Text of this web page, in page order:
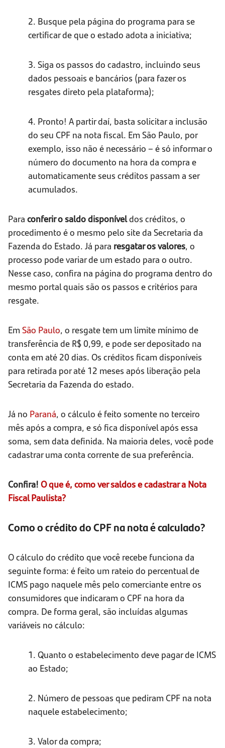
2. Busque pela página do programa para se
certificar de que o estado adota a iniciativa;
3. Siga os passos do cadastro, incluindo seus
dados pessoais e bancários (para fazer os
resgates direto pela plataforma);
4. Pronto! A partir daí, basta solicitar a inclusão
do seu CPF na nota fiscal. Em São Paulo, por
exemplo, isso não é necessário – é só informar o
número do documento na hora da compra e
automaticamente seus créditos passam a ser
acumulados.
Para conferir o saldo disponíveldos créditos, o
procedimento é o mesmo pelo site da Secretaria da
Fazenda do Estado. Já para resgatar os valores, o
processo pode variar de um estado para o outro.
Nesse caso, confira na página do programa dentro do
mesmo portal quais são os passos e critérios para
resgate.
Em São Paulo, o resgate tem um limite mínimo de
transferência de R$ 0,99, e pode ser depositado na
conta em até 20 dias. Os créditos ficam disponíveis
para retirada por até 12 meses após liberação pela
Secretaria da Fazenda do estado.
Já no Paraná, o cálculo é feito somente no terceiro
mês após a compra, e só fica disponível após essa
soma, sem data definida. Na maioria deles, você pode
cadastrar uma conta corrente de sua preferência.
Confira! O que é, como ver saldos e cadastrar a Nota
Fiscal Paulista?
Como o crédito do CPF na nota é calculado?
O cálculo do crédito que você recebe funciona da
seguinte forma: é feito um rateio do percentual de
ICMS pago naquele mês pelo comerciante entre os
consumidores que indicaram o CPF na hora da
compra. De forma geral, são incluídas algumas
variáveis no cálculo:
1. Quanto o estabelecimento deve pagar de ICMS
ao Estado;
2. Número de pessoas que pediram CPF na nota
naquele estabelecimento;
3. Valor da compra;